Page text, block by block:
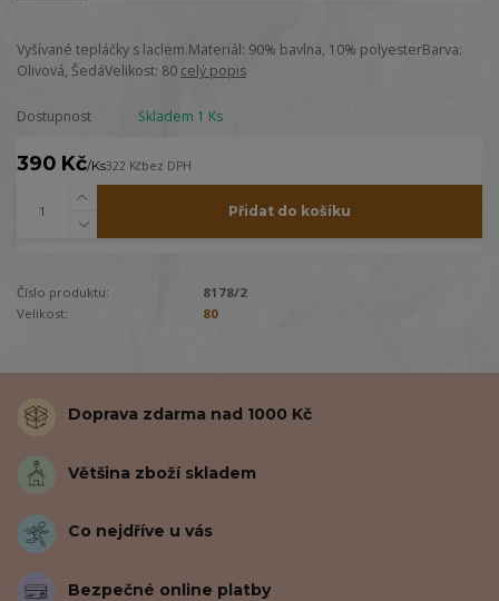
Vyšívané tepláčky s laclem.Materiál: 90% bavlna, 10% polyesterBarva:
Olivová, ŠedáVelikost: 80 celý popis
Dostupnost Skladem 1 Ks
390 Kč/Ks322 Kčbez DPH
Přidat do košíku
Číslo produktu:
8178/2
Velikost:
80
Doprava zdarma nad 1000 Kč
Většina zboží skladem
Co nejdříve u vás
Bezpečné online platby